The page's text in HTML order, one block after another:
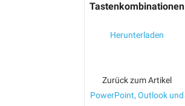
Tastenkombinationen
Herunterladen
Zurück zum Artikel
PowerPoint, Outlook und